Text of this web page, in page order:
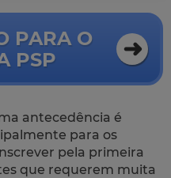
PARA O
PSP
antecedência é
para os
pela primeira
que requerem muita